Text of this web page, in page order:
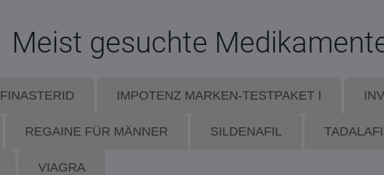
Meist gesuchte
FINASTERID IMPOTENZ MARKEN-TESTPAKET I
REGAINE FÜR MÄNNER SILDENAFIL
VIAGRA